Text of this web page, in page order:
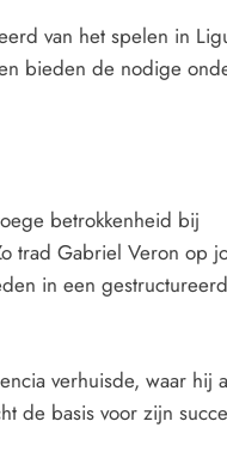
van het spelen in
bieden de nodige
betrokkenheid bij
trad Gabriel Veron op
in een
verhuisde, waar hij
de basis voor zijn